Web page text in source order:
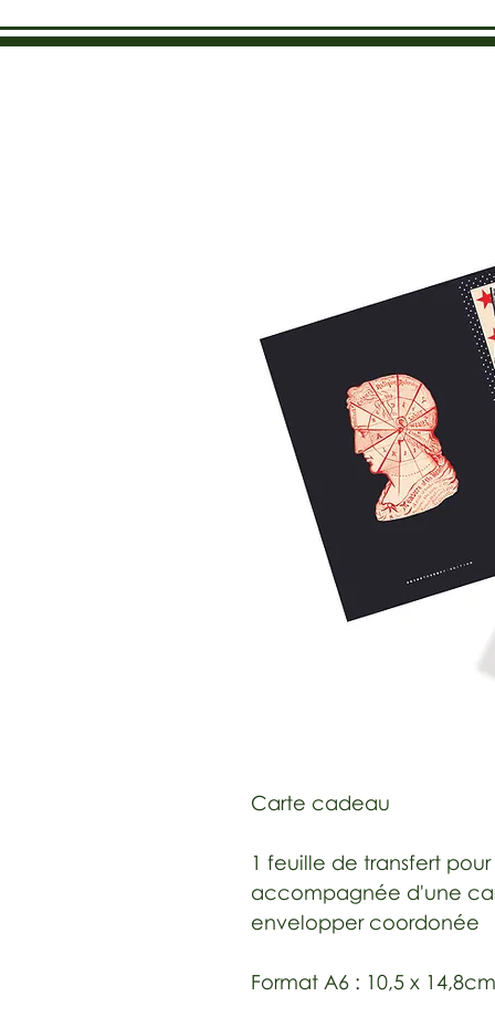
Carte cadeau
1 feuille de transfert
accompagnée d'une
envelopper coordonée
Format A6 : 10,5 x 14,8cm